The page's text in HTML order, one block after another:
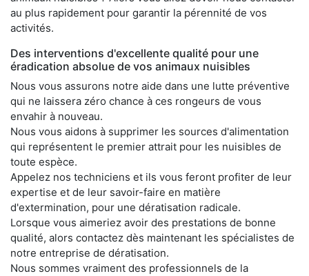
au plus rapidement pour garantir la pérennité de vos
activités.
Des interventions d'excellente qualité pour une
éradication absolue de vos animaux nuisibles
Nous vous assurons notre aide dans une lutte préventive
qui ne laissera zéro chance à ces rongeurs de vous
envahir à nouveau.
Nous vous aidons à supprimer les sources d'alimentation
qui représentent le premier attrait pour les nuisibles de
toute espèce.
Appelez nos techniciens et ils vous feront profiter de leur
expertise et de leur savoir-faire en matière
d'extermination, pour une dératisation radicale.
Lorsque vous aimeriez avoir des prestations de bonne
qualité, alors contactez dès maintenant les spécialistes de
notre entreprise de dératisation.
Nous sommes vraiment des professionnels de la